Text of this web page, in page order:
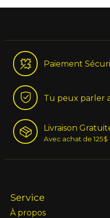
Paiement
Tu peux parler
Livraison
Avec achat de 125$
Service
À propos